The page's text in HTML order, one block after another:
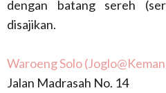
dengan batang sereh
disajikan.
Waroeng Solo
Jalan Madrasah No. 14